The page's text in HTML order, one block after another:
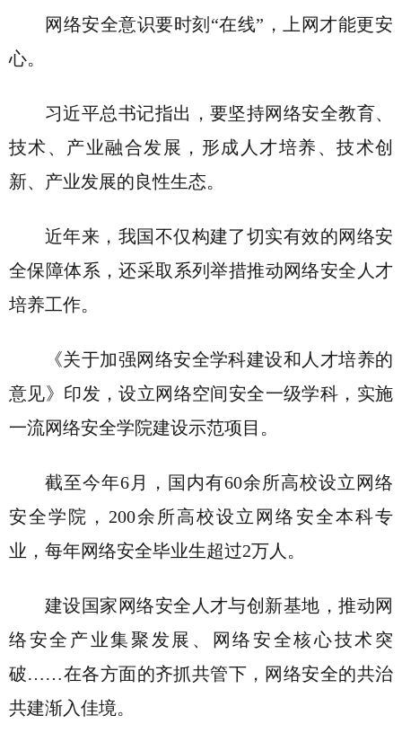
网络安全意识要时刻“在线”，上网才能更安
心。
习近平总书记指出，要坚持网络安全教育、
技术、产业融合发展，形成人才培养、技术创
新、产业发展的良性生态。
近年来，我国不仅构建了切实有效的网络安
全保障体系，还采取系列举措推动网络安全人才
培养工作。
《关于加强网络安全学科建设和人才培养的
意见》印发，设立网络空间安全一级学科，实施
一流网络安全学院建设示范项目。
截至今年6月，国内有60余所高校设立网络
安全学院，200余所高校设立网络安全本科专
业，每年网络安全毕业生超过2万人。
建设国家网络安全人才与创新基地，推动网
络安全产业集聚发展、网络安全核心技术突
破……在各方面的齐抓共管下，网络安全的共治
共建渐入佳境。